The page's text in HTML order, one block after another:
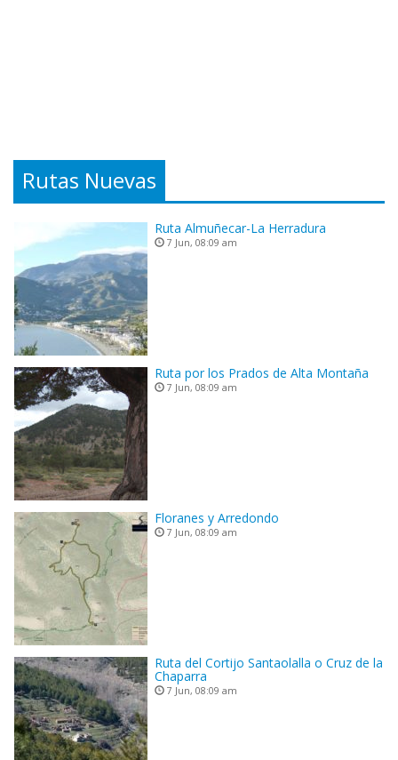
Rutas Nuevas
Ruta Almuñecar-La Herradura
7 Jun, 08:09 am
Ruta por los Prados de Alta Montaña
7 Jun, 08:09 am
Floranes y Arredondo
7 Jun, 08:09 am
Ruta del Cortijo Santaolalla o Cruz de la
Chaparra
7 Jun, 08:09 am